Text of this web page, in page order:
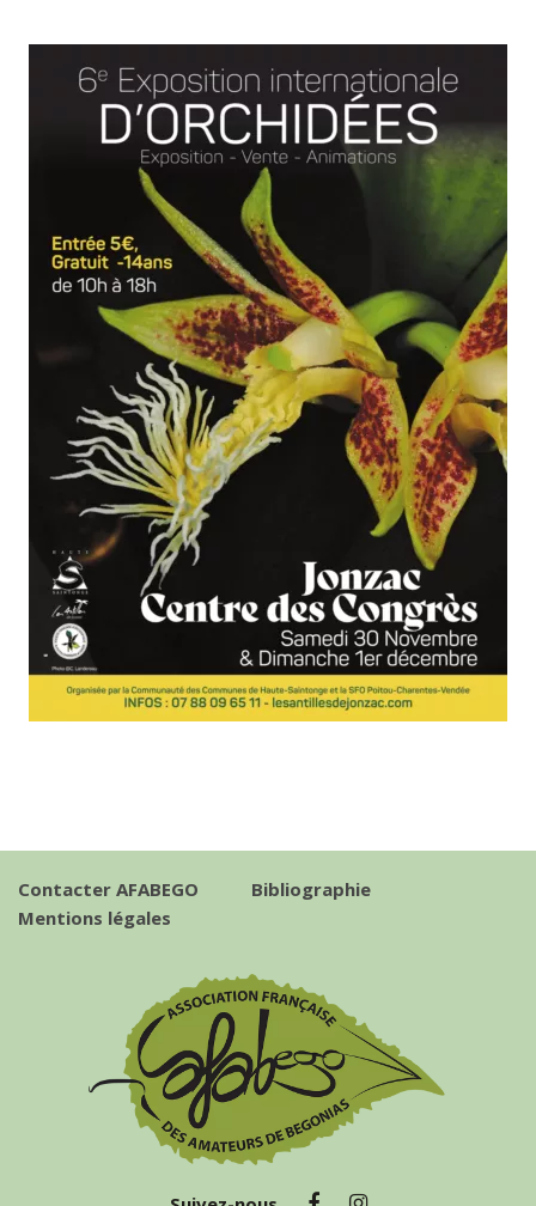
Contacter AFABEGO
Bibliographie
Mentions légales